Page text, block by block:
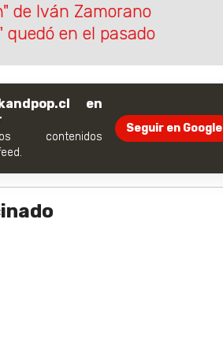
de Iván Zamorano
quedó en el pasado
en
contenidos
Seguir en Google